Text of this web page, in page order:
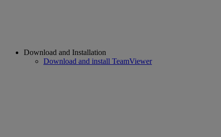
Download and Installation
Download and install TeamViewer